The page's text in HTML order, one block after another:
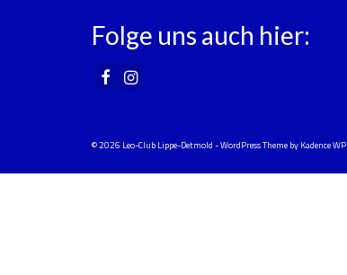
Folge uns auch hier:
© 2026 Leo-Club Lippe-Detmold - WordPress Theme by Kadence WP